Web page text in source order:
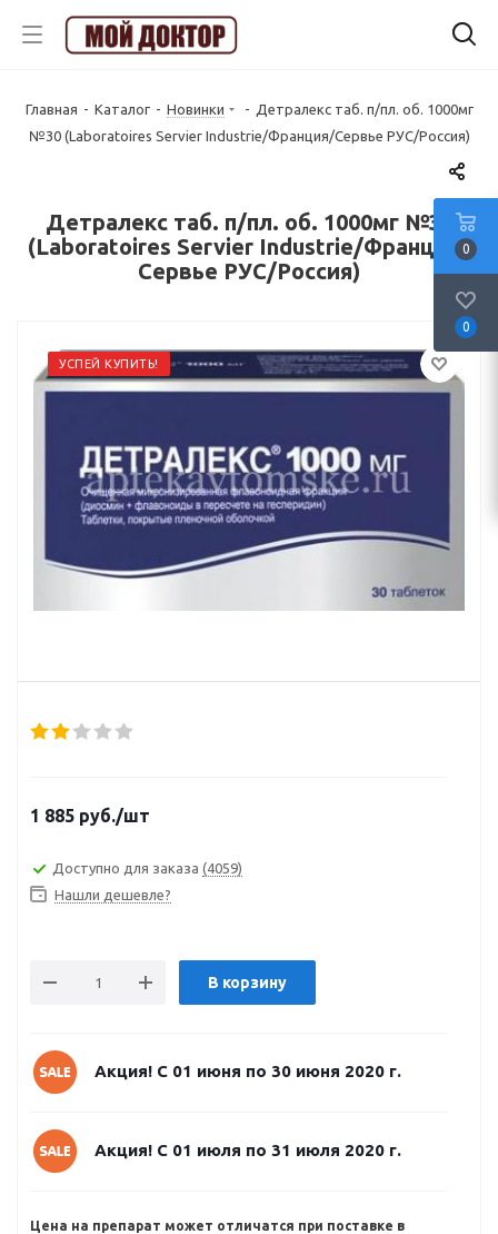
Главная - Каталог - Новинки - Детралекс таб. п/пл. об. 1000мг
№30 (Laboratoires Servier Industrie/Франция/Сервье РУС/Россия)
Детралекс таб. п/пл. об. 1000мг №30
(Laboratoires Servier Industrie/Франция/
Сервье РУС/Россия)
УСПЕЙ КУПИТЬ!
1 885 руб./шт
Доступно для заказа (4059)
Нашли дешевле?
В корзину
Акция! С 01 июня по 30 июня 2020 г.
Акция! С 01 июля по 31 июля 2020 г.
Цена на препарат может отличатся при поставке в
0
0